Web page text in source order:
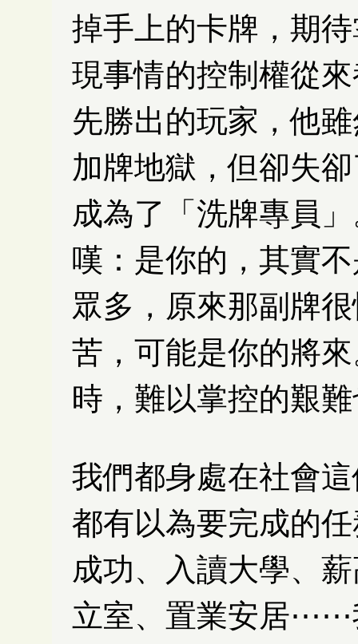
掉手上的卡牌，期
現事情的控制權從
先勝出的玩家，他
加牌地獄，但卻失
成為了「洗牌專員
嘆：是你的，其實
眾多，原來那副牌
苦，可能是你的將
時，難以掌控的艱
我們都身處在社會
都有以為要完成的
成功、入讀大學、
立室、置業安居⋯⋯